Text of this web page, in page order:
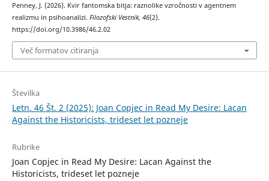
Penney, J. (2026). Kvir fantomska bitja: raznolike vzročnosti v agentnem
realizmu in psihoanalizi. Filozofski Vestnik, 46(2).
https://doi.org/10.3986/46.2.02
Več formatov citiranja
Številka
Letn. 46 Št. 2 (2025): Joan Copjec in Read My Desire: Lacan
Against the Historicists, trideset let pozneje
Rubrike
Joan Copjec in Read My Desire: Lacan Against the
Historicists, trideset let pozneje